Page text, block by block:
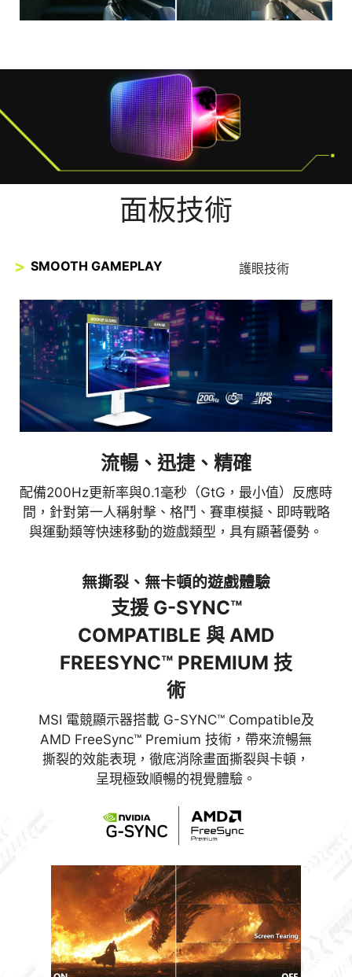
面板技術
SMOOTH GAMEPLAY 護眼技術
流暢、迅捷、精確
配備200Hz更新率與0.1毫秒（GtG，最小值）反應時
間，針對第一人稱射擊、格鬥、賽車模擬、即時戰略
與運動類等快速移動的遊戲類型，具有顯著優勢。
防閃爍、減藍光技術可減少閃爍並顯示較低藍光，從
而提供舒適的觀看體驗。
無撕裂、無卡頓的遊戲體驗
支援 G-SYNC™
COMPATIBLE 與 AMD
FREESYNC™ PREMIUM 技
術
MSI 電競顯示器搭載 G-SYNC™ Compatible及
AMD FreeSync™ Premium 技術，帶來流暢無
撕裂的效能表現，徹底消除畫面撕裂與卡頓，
呈現極致順暢的視覺體驗。